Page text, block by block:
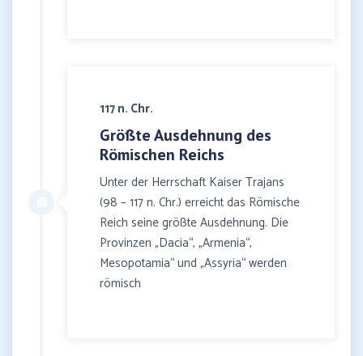
117 n. Chr.
Größte Ausdehnung des
Römischen Reichs
Unter der Herrschaft Kaiser Trajans
(98 – 117 n. Chr.) erreicht das Römische
Reich seine größte Ausdehnung. Die
Provinzen „Dacia“, „Armenia“,
Mesopotamia“ und „Assyria“ werden
römisch